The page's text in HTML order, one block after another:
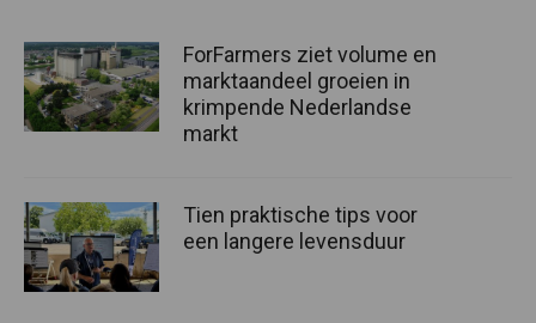
ForFarmers ziet volume en
marktaandeel groeien in
krimpende Nederlandse
markt
Tien praktische tips voor
een langere levensduur